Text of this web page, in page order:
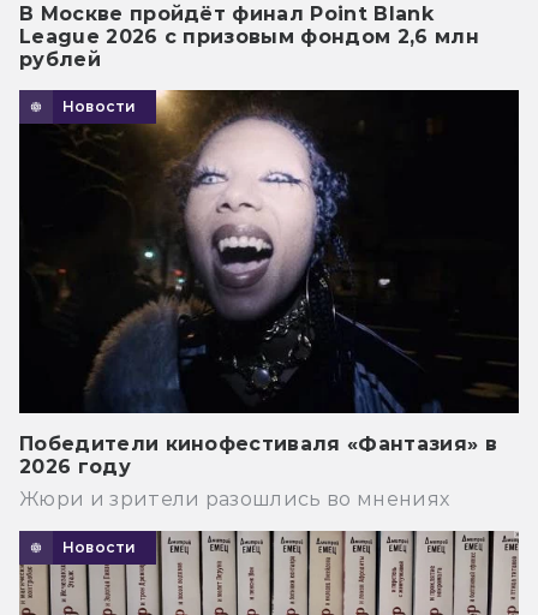
В Москве пройдёт финал Point Blank
League 2026 с призовым фондом 2,6 млн
рублей
Новости
Победители кинофестиваля «Фантазия» в
2026 году
Жюри и зрители разошлись во мнениях
Новости